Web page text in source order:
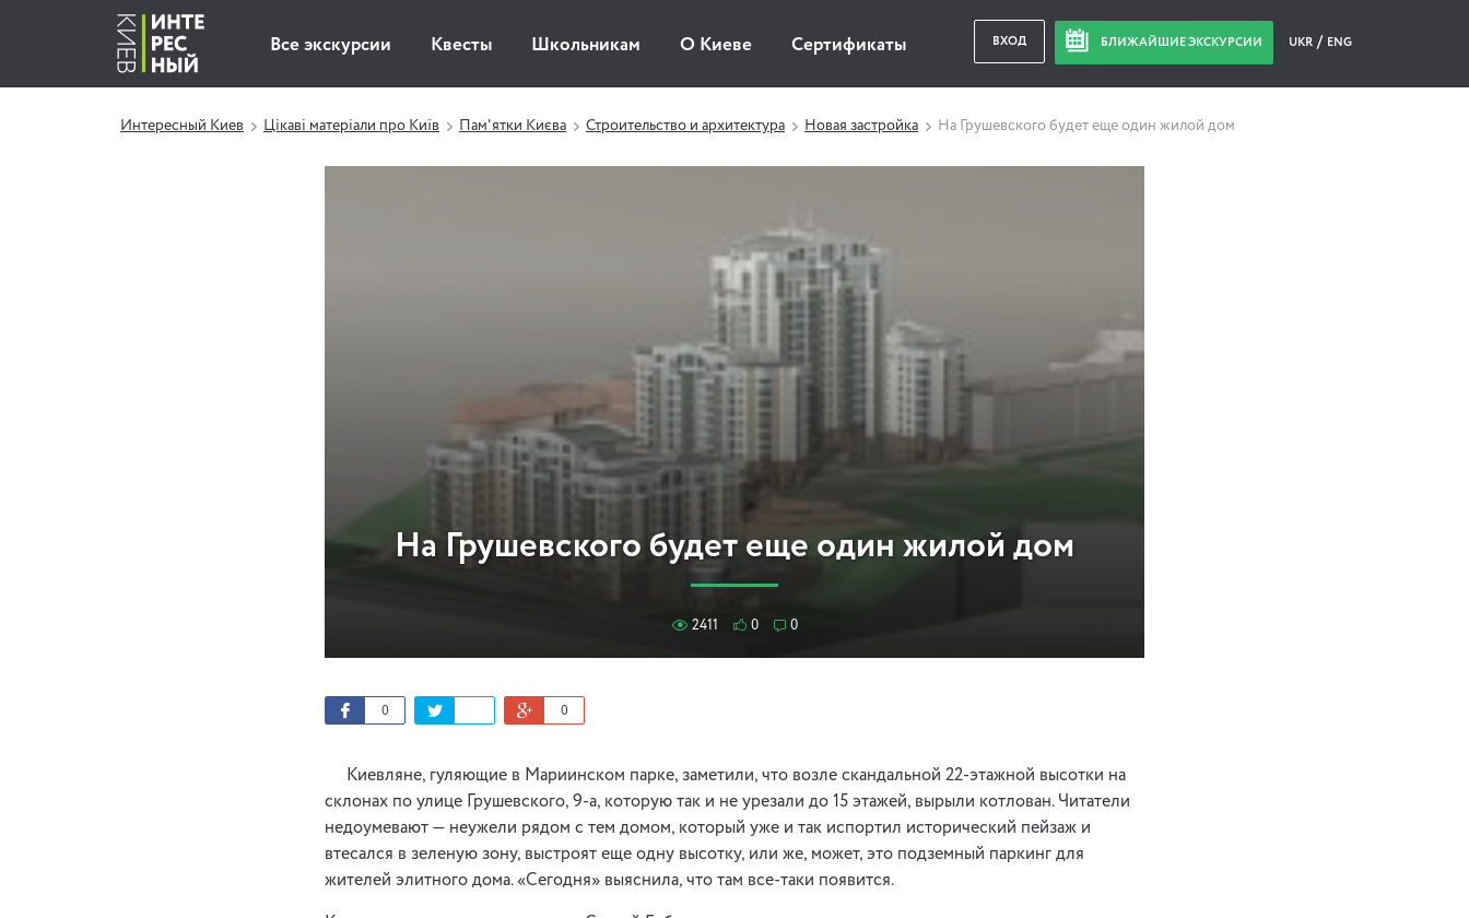
Все экскурсии Квесты Школьникам О Киеве Сертификаты ВХОД БЛИЖАЙШИЕ ЭКСКУРСИИ UKR ENG
Интересный Киев Цікаві матеріали про Київ Пам'ятки Києва Строительство и архитектура Новая застройка На Грушевского будет еще один жилой дом
На Грушевского будет еще один жилой дом
2411 0 0
0 0
Киевляне, гуляющие в Мариинском парке, заметили, что возле скандальной 22-этажной высотки на
склонах по улице Грушевского, 9-а, которую так и не урезали до 15 этажей, вырыли котлован. Читатели
недоумевают — неужели рядом с тем домом, который уже и так испортил исторический пейзаж и
втесался в зеленую зону, выстроят еще одну высотку, или же, может, это подземный паркинг для
жителей элитного дома. «Сегодня» выяснила, что там все-таки появится.